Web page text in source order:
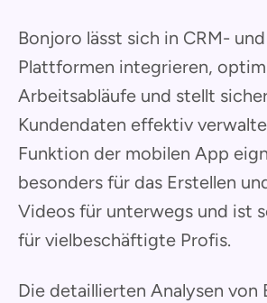
Bonjoro lässt sich in CRM-
Plattformen integrieren,
Arbeitsabläufe und stellt
Kundendaten effektiv
Funktion der mobilen App
besonders für das Erstellen
Videos für unterwegs und ist
für vielbeschäftigte Profis.
Die detaillierten Analysen von